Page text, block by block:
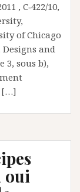
, C‑422/10,
of Chicago
and
3, sous b),
[…]
oui